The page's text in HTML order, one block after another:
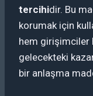
tercihidir. Bu
korumak için
hem girişimciler
gelecekteki
bir anlaşma